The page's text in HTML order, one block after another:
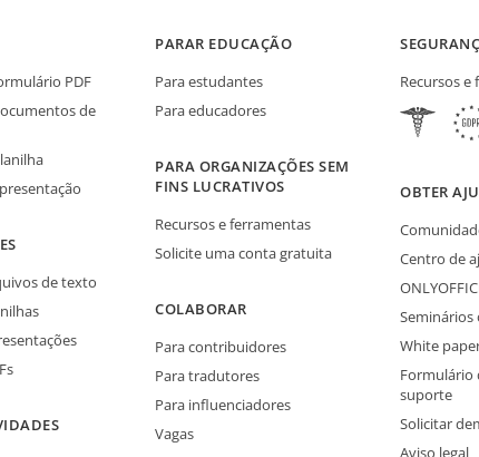
PDF
de
de texto
PARAR EDUCAÇÃO
Para estudantes
Para educadores
PARA ORGANIZAÇÕES SEM
FINS LUCRATIVOS
Recursos e ferramentas
Solicite uma conta gratuita
COLABORAR
Para contribuidores
Para tradutores
Para influenciadores
Vagas
Recursos
OBTER
Centro de
Seminários
White
Formulário
suporte
Solicitar
Aviso legal